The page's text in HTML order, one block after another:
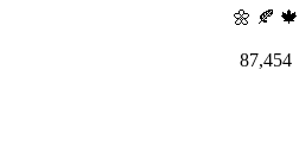
🌼 🍂 🍁
87,454